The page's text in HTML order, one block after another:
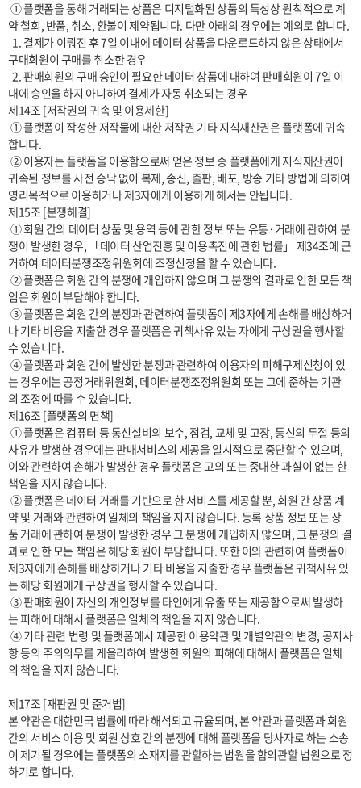
약 철회, 반품, 취소, 환불이 제약됩니다. 다만 아래의 경우에는 예외로 합니다.
구매회원이 구매를 취소한 경우
  2. 판매회원의 구매 승인이 필요한 데이터 상품에 대하여 판매회원이 7일 이
내에 승인을 하지 아니하여 결제가 자동 취소되는 경우
제14조 [저작권의 귀속 및 이용제한]
합니다.
귀속된 정보를 사전 승낙 없이 복제, 송신, 출판, 배포, 방송 기타 방법에 의하여
영리목적으로 이용하거나 제3자에게 이용하게 해서는 안됩니다.
제15조 [분쟁해결]
쟁이 발생한 경우, 「데이터 산업진흥 및 이용촉진에 관한 법률」 제34조에 근
거하여 데이터분쟁조정위원회에 조정신청을 할 수 있습니다.
임은 회원이 부담해야 합니다.
나 기타 비용을 지출한 경우 플랫폼은 귀책사유 있는 자에게 구상권을 행사할
수 있습니다.
는 경우에는 공정거래위원회, 데이터분쟁조정위원회 또는 그에 준하는 기관
의 조정에 따를 수 있습니다.
제16조 [플랫폼의 면책]
사유가 발생한 경우에는 판매서비스의 제공을 일시적으로 중단할 수 있으며,
이와 관련하여 손해가 발생한 경우 플랫폼은 고의 또는 중대한 과실이 없는 한
책임을 지지 않습니다.
약 및 거래와 관련하여 일체의 책임을 지지 않습니다. 등록 상품 정보 또는 상
품 거래에 관하여 분쟁이 발생한 경우 그 분쟁에 개입하지 않으며, 그 분쟁의 결
과로 인한 모든 책임은 해당 회원이 부담합니다. 또한 이와 관련하여 플랫폼이
제3자에게 손해를 배상하거나 기타 비용을 지출한 경우 플랫폼은 귀책사유 있
는 해당 회원에게 구상권을 행사할 수 있습니다.
는 피해에 대해서 플랫폼은 일체의 책임을 지지 않습니다.
항 등의 주의의무를 게을리하여 발생한 회원의 피해에 대해서 플랫폼은 일체
의 책임을 지지 않습니다.
제17조 [재판권 및 준거법]
본 약관은 대한민국 법률에 따라 해석되고 규율되며, 본 약관과 플랫폼과 회원
간의 서비스 이용 및 회원 상호 간의 분쟁에 대해 플랫폼을 당사자로 하는 소송
이 제기될 경우에는 플랫폼의 소재지를 관할하는 법원을 합의관할 법원으로 정
하기로 합니다.